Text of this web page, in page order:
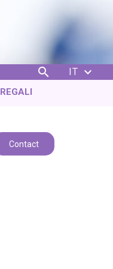
 IT 
REGALI
Contact